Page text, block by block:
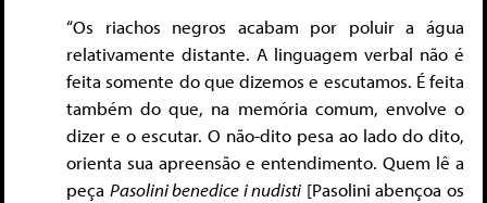
“Os riachos negros acabam por poluir a água
relativamente distante. A linguagem verbal não é
feita somente do que dizemos e escutamos. É feita
também do que, na memória comum, envolve o
dizer e o escutar. O não-dito pesa ao lado do dito,
orienta sua apreensão e entendimento. Quem lê a
peça Pasolini benedice i nudisti [Pasolini abençoa os